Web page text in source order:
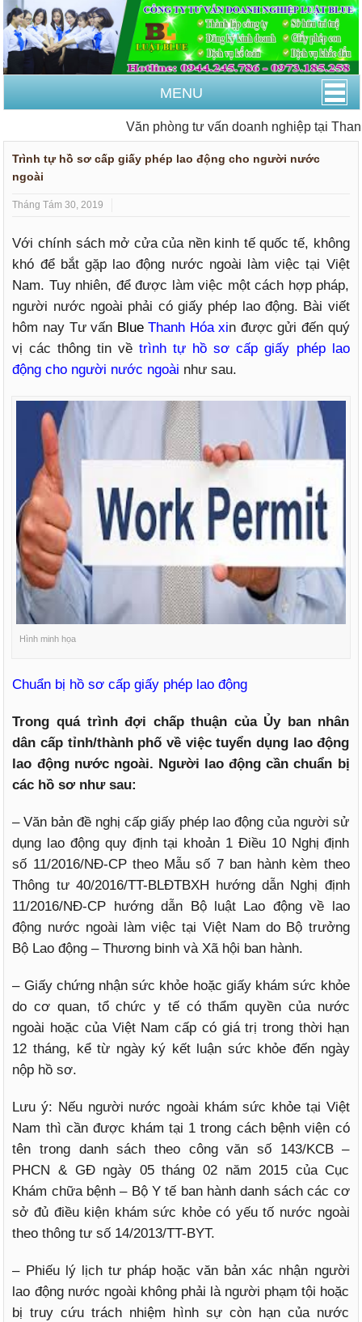
MENU
Văn phòng tư vấn doanh nghiệp tại Thanh
Trình tự hồ sơ cấp giấy phép lao động cho người nước
ngoài
Tháng Tám 30, 2019
Với chính sách mở cửa của nền kinh tế quốc tế, không
khó để bắt gặp lao động nước ngoài làm việc tại Việt
Nam. Tuy nhiên, để được làm việc một cách hợp pháp,
người nước ngoài phải có giấy phép lao động. Bài viết
hôm nay Tư vấn BlueThanh Hóa xin được gửi đến quý
vị các thông tin vềtrình tự hồ sơ cấp giấy phép lao
động cho người nước ngoài như sau.
Hình minh họa
Chuẩn bị hồ sơ cấp giấy phép lao động
Trong quá trình đợi chấp thuận của Ủy ban nhân
dân cấp tỉnh/thành phố về việc tuyển dụng lao động
lao động nước ngoài. Người lao động cần chuẩn bị
các hồ sơ như sau:
– Văn bản đề nghị cấp giấy phép lao động của người sử
dụng lao động quy định tại khoản 1 Điều 10 Nghị định
số 11/2016/NĐ-CP theo Mẫu số 7 ban hành kèm theo
Thông tư 40/2016/TT-BLĐTBXH hướng dẫn Nghị định
11/2016/NĐ-CP hướng dẫn Bộ luật Lao động về lao
động nước ngoài làm việc tại Việt Nam do Bộ trưởng
Bộ Lao động – Thương binh và Xã hội ban hành.
– Giấy chứng nhận sức khỏe hoặc giấy khám sức khỏe
do cơ quan, tổ chức y tế có thẩm quyền của nước
ngoài hoặc của Việt Nam cấp có giá trị trong thời hạn
12 tháng, kể từ ngày ký kết luận sức khỏe đến ngày
nộp hồ sơ.
Lưu ý: Nếu người nước ngoài khám sức khỏe tại Việt
Nam thì cần được khám tại 1 trong cách bệnh viện có
tên trong danh sách theo công văn số 143/KCB –
PHCN & GĐ ngày 05 tháng 02 năm 2015 của Cục
Khám chữa bệnh – Bộ Y tế ban hành danh sách các cơ
sở đủ điều kiện khám sức khỏe có yếu tố nước ngoài
theo thông tư số 14/2013/TT-BYT.
– Phiếu lý lịch tư pháp hoặc văn bản xác nhận người
lao động nước ngoài không phải là người phạm tội hoặc
bị truy cứu trách nhiệm hình sự còn hạn của nước